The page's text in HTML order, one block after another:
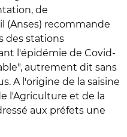
de
(Anses) recommande
des stations
l'épidémie de Covid-
autrement dit sans
A l'origine de la saisine
l'Agriculture et de la
aux préfets une